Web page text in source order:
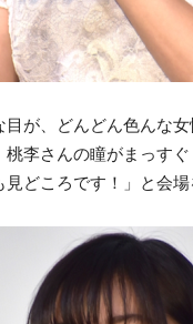
が、どんどん色んな
李さんの瞳がまっす
どころです！」と会場